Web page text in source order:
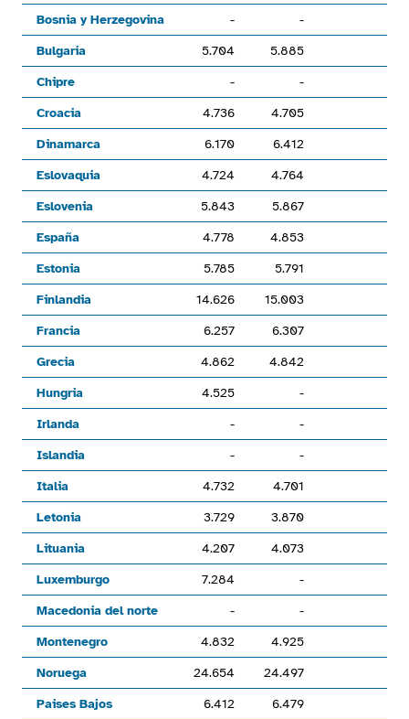
Bosnia y Herzegovina -
-
Bulgaria
5.704 5.885
Chipre
-
-
Croacia
4.736 4.705
Dinamarca
6.170 6.412
Eslovaquia
4.724 4.764
Eslovenia
5.843 5.867
España
4.778 4.853
Estonia
5.785 5.791
Finlandia
14.626 15.003
Francia
6.257 6.307
Grecia
4.862 4.842
Hungria
4.525
-
Irlanda
-
-
Islandia
-
-
Italia
4.732 4.701
Letonia
3.729 3.870
Lituania
4.207 4.073
Luxemburgo
7.284
-
Macedonia del norte
-
-
Montenegro
4.832 4.925
Noruega
24.654 24.497
Paises Bajos
6.412 6.479